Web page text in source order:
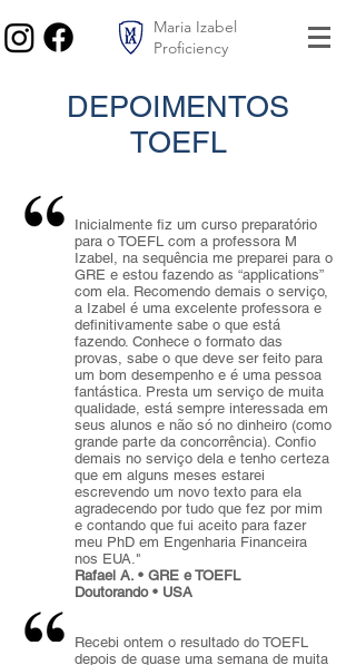
Maria Izabel
Proficiency
DEPOIMENTOS
TOEFL
Inicialmente fiz um curso preparatório
para o TOEFL com a professora M
Izabel, na sequência me preparei para o
GRE e estou fazendo as “applications”
com ela. Recomendo demais o serviço,
a Izabel é uma excelente professora e
definitivamente sabe o que está
fazendo. Conhece o formato das
provas, sabe o que deve ser feito para
um bom desempenho e é uma pessoa
fantástica. Presta um serviço de muita
qualidade, está sempre interessada em
seus alunos e não só no dinheiro (como
grande parte da concorrência). Confio
demais no serviço dela e tenho certeza
que em alguns meses estarei
escrevendo um novo texto para ela
agradecendo por tudo que fez por mim
e contando que fui aceito para fazer
meu PhD em Engenharia Financeira
nos EUA."
Rafael A. • GRE e TOEFL
Doutorando • USA
Recebi ontem o resultado do TOEFL
depois de quase uma semana de muita